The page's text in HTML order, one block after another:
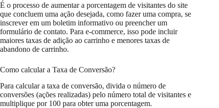
É o processo de aumentar a porcentagem de visitantes do site
que concluem uma ação desejada, como fazer uma compra, se
inscrever em um boletim informativo ou preencher um
formulário de contato. Para e-commerce, isso pode incluir
maiores taxas de adição ao carrinho e menores taxas de
abandono de carrinho.
Como calcular a Taxa de Conversão?
Para calcular a taxa de conversão, divida o número de
conversões (ações realizadas) pelo número total de visitantes e
multiplique por 100 para obter uma porcentagem.